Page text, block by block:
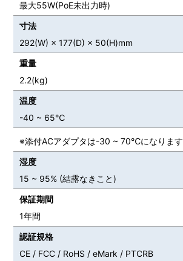
最大55W(PoE未出力時)
寸法
292(W) × 177(D) × 50(H)mm
重量
2.2(kg)
温度
-40 ~ 65℃
※添付ACアダプタは-30 ~ 70℃になります
湿度
15 ~ 95% (結露なきこと)
保証期間
1年間
認証規格
CE / FCC / RoHS / eMark / PTCRB